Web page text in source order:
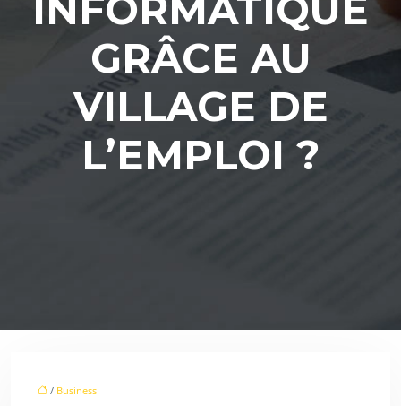
GRÂCE AU
VILLAGE DE
L’EMPLOI ?
/ Business